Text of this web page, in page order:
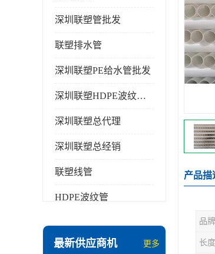
深圳联塑管批发
联塑排水管
深圳联塑PE给水管批发
深圳联塑HDPE波纹管批发
深圳联塑总代理
深圳联塑总经销
联塑线管
HDPE波纹管
最新供应商机 更多
产品描
品牌
长度